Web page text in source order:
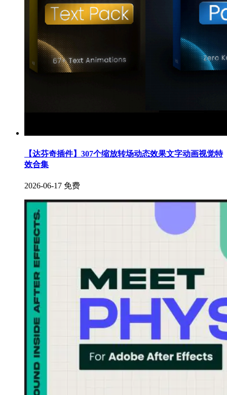
【达芬奇插件】307个缩放转场动态效果文字动画视觉特
效合集
2026-06-17 免费